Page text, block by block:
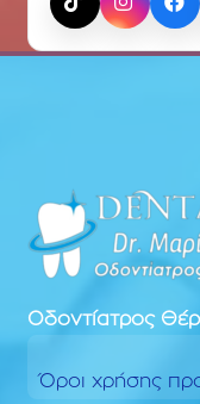
TikTok
Οδοντίατρος
Όροι χρήσης